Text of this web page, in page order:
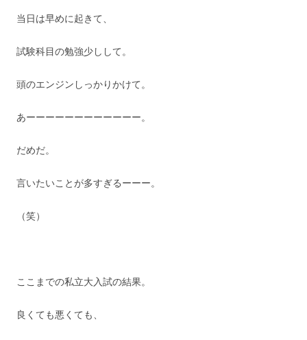
当日は早めに起きて、
試験科目の勉強少しして。
頭のエンジンしっかりかけて。
あーーーーーーーーーーーー。
だめだ。
言いたいことが多すぎるーーー。
（笑）
ここまでの私立大入試の結果。
良くても悪くても、